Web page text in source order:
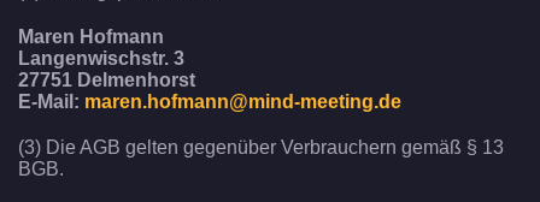
Maren Hofmann
Langenwischstr. 3
27751 Delmenhorst
E-Mail: maren.hofmann@mind-meeting.de
(3) Die AGB gelten gegenüber Verbrauchern gemäß § 13
BGB.